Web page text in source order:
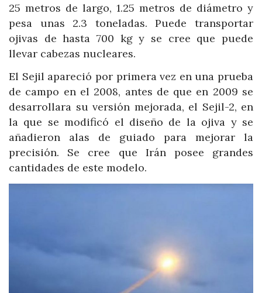
25 metros de largo, 1.25 metros de diámetro y
pesa unas 2.3 toneladas. Puede transportar
ojivas de hasta 700 kg y se cree que puede
llevar cabezas nucleares.
El Sejil apareció por primera vez en una prueba
de campo en el 2008, antes de que en 2009 se
desarrollara su versión mejorada, el Sejil-2, en
la que se modificó el diseño de la ojiva y se
añadieron alas de guiado para mejorar la
precisión. Se cree que Irán posee grandes
cantidades de este modelo.